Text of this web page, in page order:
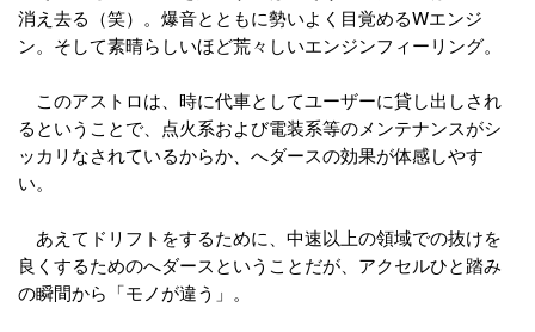
消え去る（笑）。爆音とともに勢いよく目覚めるWエンジ
ン。そして素晴らしいほど荒々しいエンジンフィーリング。
このアストロは、時に代車としてユーザーに貸し出しされ
るということで、点火系および電装系等のメンテナンスがシ
ッカリなされているからか、へダースの効果が体感しやす
い。
あえてドリフトをするために、中速以上の領域での抜けを
良くするためのへダースということだが、アクセルひと踏み
の瞬間から「モノが違う」。